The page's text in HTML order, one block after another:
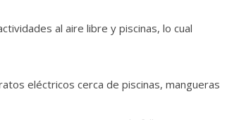
al aire libre y piscinas, lo cual
eléctricos cerca de piscinas, mangueras